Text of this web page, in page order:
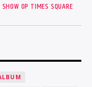
OP TIMES SQUARE